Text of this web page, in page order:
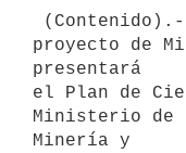
proyecto de
presentará
el Plan de
Ministerio de
Minería y